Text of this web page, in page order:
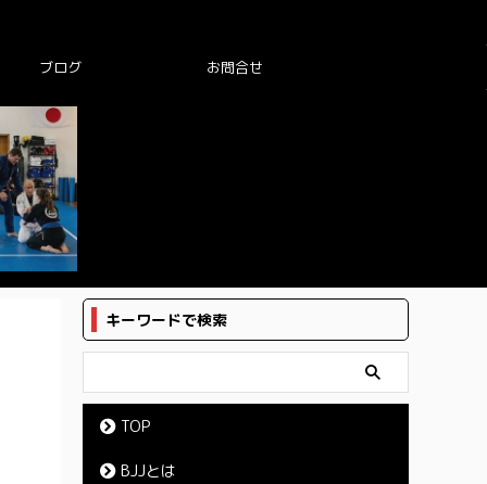
ブログ お問合せ
キーワードで検索
TOP
BJJとは